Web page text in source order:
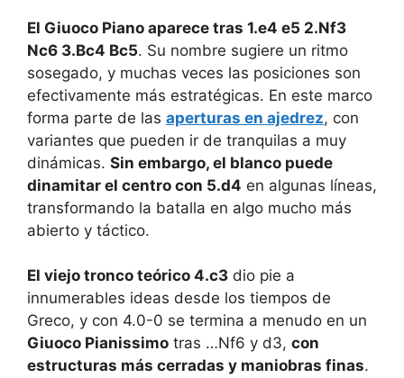
El Giuoco Piano aparece tras 1.e4 e5 2.Nf3
Nc6 3.Bc4 Bc5. Su nombre sugiere un ritmo
sosegado, y muchas veces las posiciones son
efectivamente más estratégicas. En este marco
forma parte de las aperturas en ajedrez, con
variantes que pueden ir de tranquilas a muy
dinámicas. Sin embargo, el blanco puede
dinamitar el centro con 5.d4 en algunas líneas,
transformando la batalla en algo mucho más
abierto y táctico.
El viejo tronco teórico 4.c3 dio pie a
innumerables ideas desde los tiempos de
Greco, y con 4.0-0 se termina a menudo en un
Giuoco Pianissimo tras …Nf6 y d3, con
estructuras más cerradas y maniobras finas.